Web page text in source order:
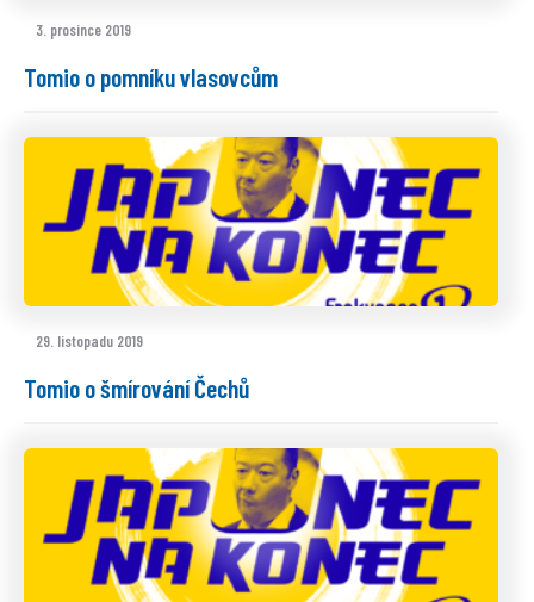
3. prosince 2019
Tomio o pomníku vlasovcům
29. listopadu 2019
Tomio o šmírování Čechů